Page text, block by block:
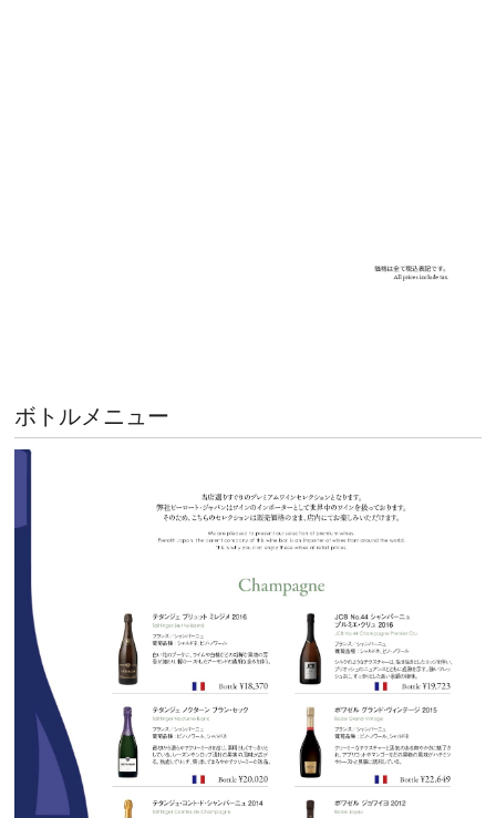
ボトルメニュー